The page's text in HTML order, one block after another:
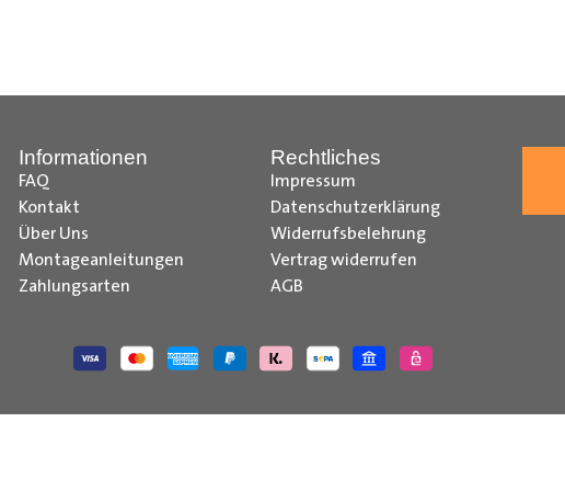
Informationen
FAQ
Kontakt
Über Uns
Montageanleitungen
Zahlungsarten
Rechtliches
Impressum
Datenschutzerklärung
Widerrufsbelehrung
Vertrag widerrufen
AGB